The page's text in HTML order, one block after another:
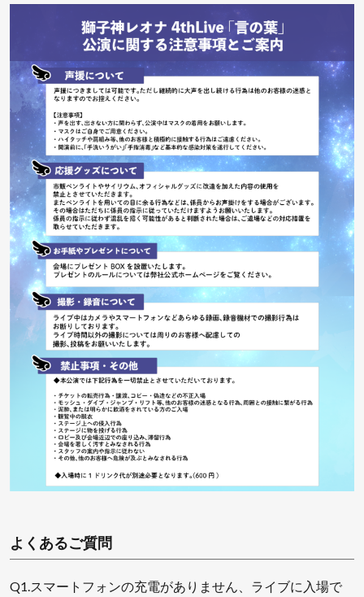
よくあるご質問
Q1.スマートフォンの充電がありません、ライブに入場で